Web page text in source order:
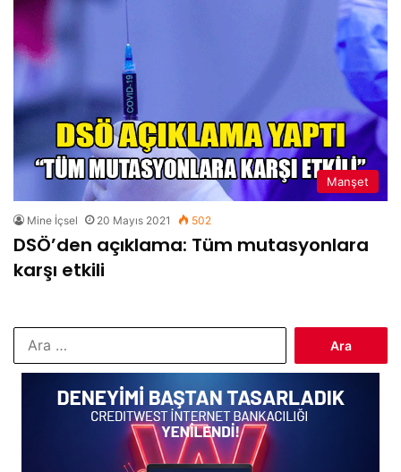
Manşet
Mine İçsel 20 Mayıs 2021 502
DSÖ’den açıklama: Tüm mutasyonlara
karşı etkili